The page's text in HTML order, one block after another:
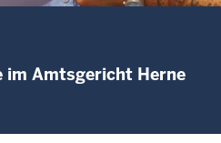
im Amtsgericht Herne